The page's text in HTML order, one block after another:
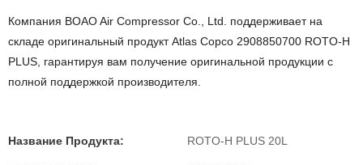
Компания BOAO Air Compressor Co., Ltd. поддерживает на
складе оригинальный продукт Atlas Copco 2908850700 ROTO-H
PLUS, гарантируя вам получение оригинальной продукции с
полной поддержкой производителя.
Название Продукта: ROTO-H PLUS 20L